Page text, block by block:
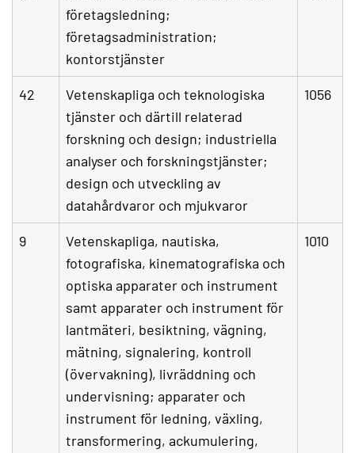
företagsledning;
företagsadministration;
kontorstjänster
42
Vetenskapliga och teknologiska
tjänster och därtill relaterad
forskning och design; industriella
analyser och forskningstjänster;
design och utveckling av
datahårdvaror och mjukvaror
1056
9
Vetenskapliga, nautiska,
fotografiska, kinematografiska och
optiska apparater och instrument
samt apparater och instrument för
lantmäteri, besiktning, vägning,
mätning, signalering, kontroll
(övervakning), livräddning och
undervisning; apparater och
instrument för ledning, växling,
transformering, ackumulering,
1010